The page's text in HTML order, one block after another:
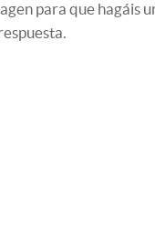
para que hagáis